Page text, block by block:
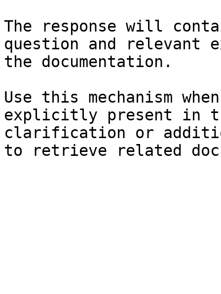
The response will
question and relevant
the documentation.
Use this mechanism
explicitly present in
clarification or